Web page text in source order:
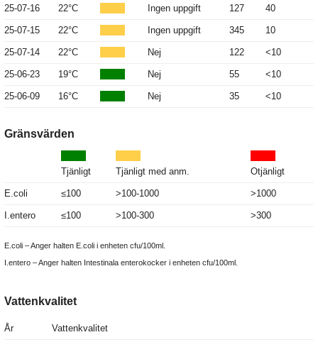
25-07-16 22°C Ingen uppgift 127 40
25-07-15 22°C Ingen uppgift 345 10
25-07-14 22°C Nej 122 <10
25-06-23 19°C Nej 55 <10
25-06-09 16°C Nej 35 <10
Gränsvärden
Tjänligt Tjänligt med anm. Otjänligt
E.coli ≤100 >100-1000 >1000
I.entero ≤100 >100-300 >300
E.coli – Anger halten E.coli i enheten cfu/100ml.
I.entero – Anger halten Intestinala enterokocker i enheten cfu/100ml.
Vattenkvalitet
År Vattenkvalitet